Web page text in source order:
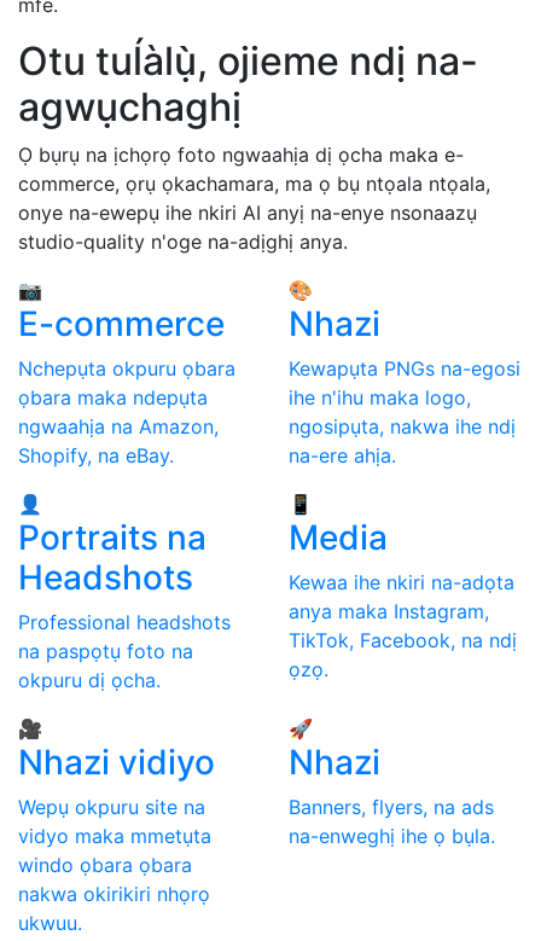
Otu tuĺàlụ̀, ojieme ndị na-
agwụchaghị
Ọ bụrụ na ịchọrọ foto ngwaahịa dị ọcha maka e-
commerce, ọrụ ọkachamara, ma ọ bụ ntọala ntọala,
onye na-ewepụ ihe nkiri AI anyị na-enye nsonaazụ
studio-quality n'oge na-adịghị anya.
📷
E-commerce
Nchepụta okpuru ọbara
ọbara maka ndepụta
ngwaahịa na Amazon,
Shopify, na eBay.
🎨
Nhazi
Kewapụta PNGs na-egosi
ihe n'ihu maka logo,
ngosipụta, nakwa ihe ndị
na-ere ahịa.
👤
Portraits na
Headshots
Professional headshots
na paspọtụ foto na
okpuru dị ọcha.
📱
Media
Kewaa ihe nkiri na-adọta
anya maka Instagram,
TikTok, Facebook, na ndị
ọzọ.
🎥
Nhazi vidiyo
Wepụ okpuru site na
vidyo maka mmetụta
windo ọbara ọbara
nakwa okirikiri nhọrọ
ukwuu.
🚀
Nhazi
Banners, flyers, na ads
na-enweghị ihe ọ bụla.